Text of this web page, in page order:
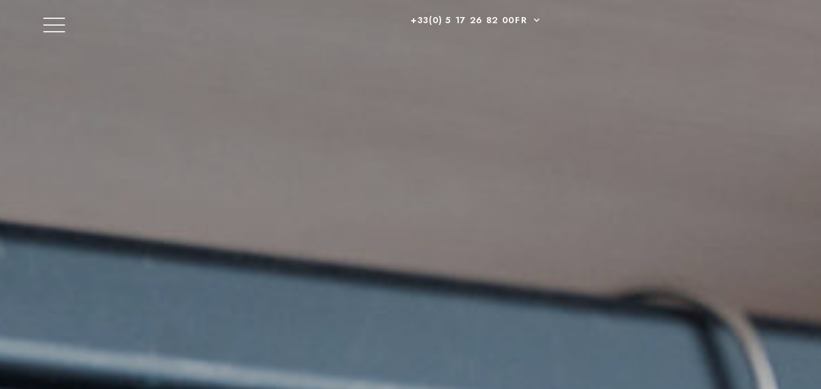
+33(0) 5 17 26 82 00FR